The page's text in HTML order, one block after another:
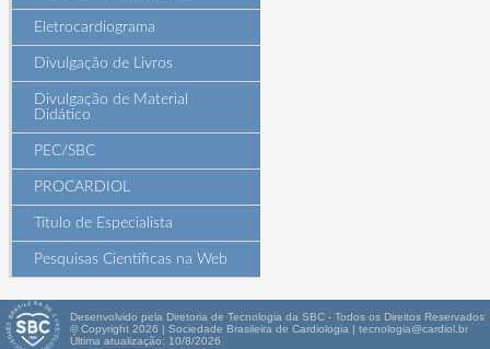
Eletrocardiograma
Divulgação de Livros
Divulgação de Material
Didático
PEC/SBC
PROCARDIOL
Título de Especialista
Pesquisas Científicas na Web
Desenvolvido pela Diretoria de Tecnologia da SBC - Todos os Direitos Reservados
© Copyright 2026 | Sociedade Brasileira de Cardiologia | tecnologia@cardiol.br
Última atualização: 10/8/2026